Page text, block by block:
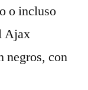
o incluso
Ajax
negros, con